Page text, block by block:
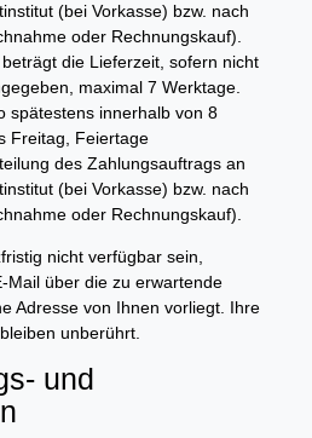
(bei Vorkasse) bzw. nach
oder Rechnungskauf).
die Lieferzeit, sofern nicht
maximal 7 Werktage.
spätestens innerhalb von 8
Freitag, Feiertage
des Zahlungsauftrags an
(bei Vorkasse) bzw. nach
oder Rechnungskauf).
nicht verfügbar sein,
Mail über die zu erwartende
Adresse von Ihnen vorliegt. Ihre
unberührt.
und